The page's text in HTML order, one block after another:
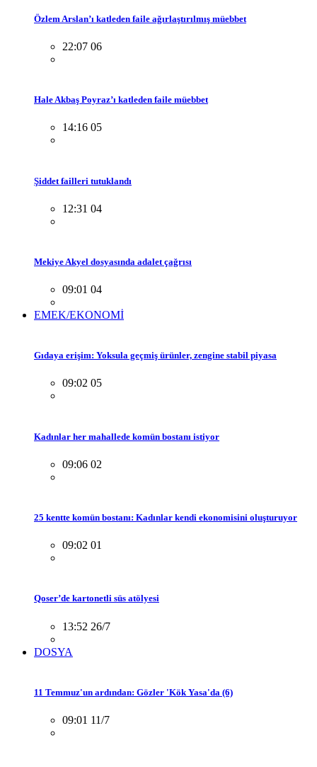
Özlem Arslan’ı katleden faile ağırlaştırılmış müebbet
22:07 06
Hale Akbaş Poyraz’ı katleden faile müebbet
14:16 05
Şiddet failleri tutuklandı
12:31 04
Mekiye Akyel dosyasında adalet çağrısı
09:01 04
EMEK/EKONOMİ
Gıdaya erişim: Yoksula geçmiş ürünler, zengine stabil piyasa
09:02 05
Kadınlar her mahallede komün bostanı istiyor
09:06 02
25 kentte komün bostanı: Kadınlar kendi ekonomisini oluşturuyor
09:02 01
Qoser’de kartonetli süs atölyesi
13:52 26/7
DOSYA
11 Temmuz'un ardından: Gözler 'Kök Yasa'da (6)
09:01 11/7